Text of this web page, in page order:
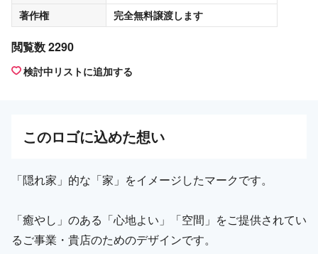
著作権
完全無料譲渡します
閲覧数 2290
検討中リストに追加する
このロゴに込めた想い
「隠れ家」的な「家」をイメージしたマークです。
「癒やし」のある「心地よい」「空間」をご提供されてい
るご事業・貴店のためのデザインです。